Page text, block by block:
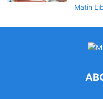
Matin